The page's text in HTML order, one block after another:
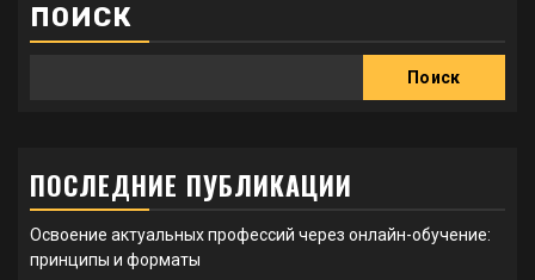
ПОИСК
Поиск
ПОСЛЕДНИЕ ПУБЛИКАЦИИ
Освоение актуальных профессий через онлайн-обучение:
принципы и форматы